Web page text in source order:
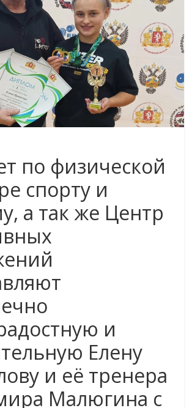
по физической
спорту и
а так же Центр
и
Елену
и её тренера
Малюгина с